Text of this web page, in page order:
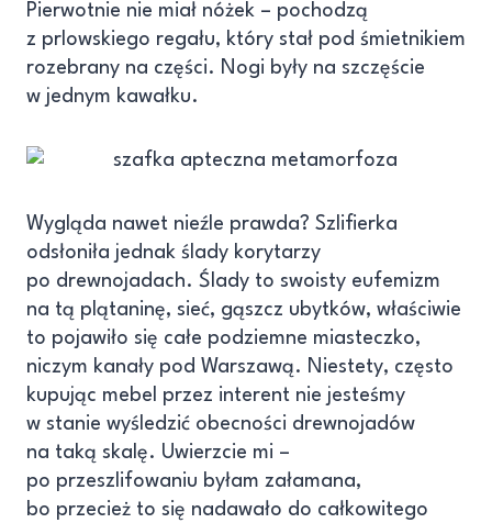
Pierwotnie nie miał nóżek – pochodzą
z prlowskiego regału, który stał pod śmietnikiem
rozebrany na części. Nogi były na szczęście
w jednym kawałku.
Wygląda nawet nieźle prawda? Szlifierka
odsłoniła jednak ślady korytarzy
po drewnojadach. Ślady to swoisty eufemizm
na tą plątaninę, sieć, gąszcz ubytków, właściwie
to pojawiło się całe podziemne miasteczko,
niczym kanały pod Warszawą. Niestety, często
kupując mebel przez interent nie jesteśmy
w stanie wyśledzić obecności drewnojadów
na taką skalę. Uwierzcie mi –
po przeszlifowaniu byłam załamana,
bo przecież to się nadawało do całkowitego